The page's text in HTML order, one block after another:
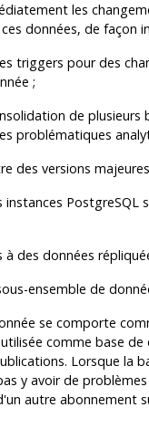
les
données, de façon
triggers pour des
;
de
problématiques
des versions
instances
à des données
ensemble de
se comporte
comme base
Lorsque la
y avoir de
autre abonnement